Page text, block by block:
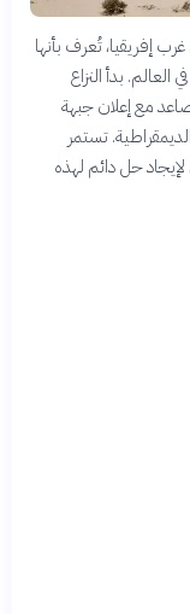
إفريقيا، تُعرف بأنها
بدأ النزاع
إسبانيا منها في عام 1975، وتصاعد مع إعلان جبهة
تستمر
حل دائم لهذه